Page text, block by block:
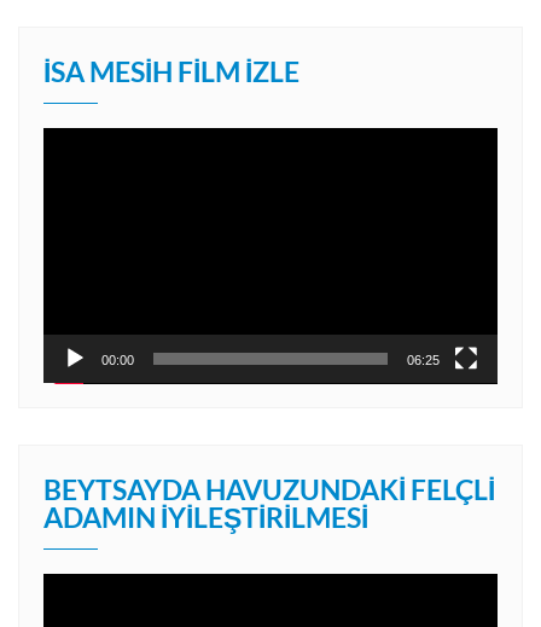
İSA MESIH FILM İZLE
00:00 06:25
BEYTSAYDA HAVUZUNDAKI FELÇLI
ADAMIN İYILEŞTIRILMESI